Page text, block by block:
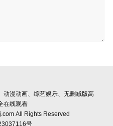
动漫动画、综艺娱乐、无删减版高
在线观看
All Rights Reserved
号